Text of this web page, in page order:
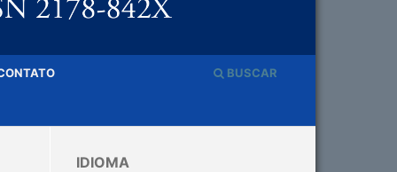
BUSCAR
IDIOMA